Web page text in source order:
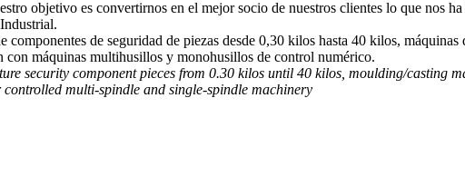
objetivo es convertirnos en el mejor socio de nuestros clientes lo que nos
de seguridad de piezas desde 0,30 kilos hasta 40 kilos,
con máquinas multihusillos y monohusillos de control numérico.
security component pieces from 0.30 kilos until 40 kilos, moulding/casting
multi-spindle and single-spindle machinery